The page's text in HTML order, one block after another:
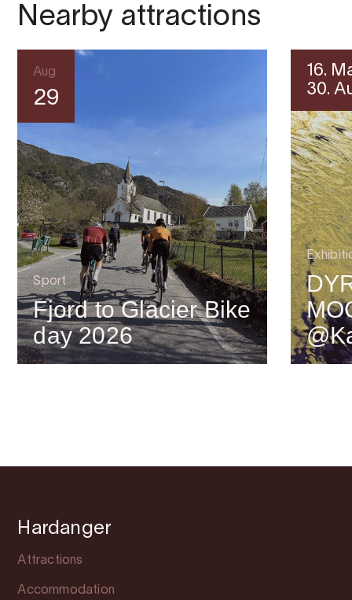
Nearby attractions
Aug
29
Sport
Fjord to Glacier Bike
day 2026
16.
30.
Hardanger
Attractions
Accommodation